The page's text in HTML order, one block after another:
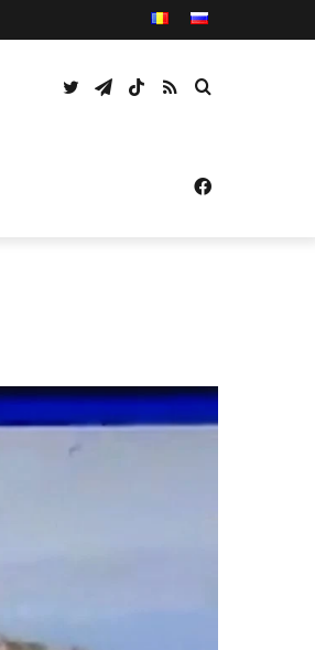
Caută
RSS
TikTok
Telegram
Twitter
Facebook